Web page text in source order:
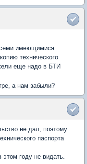
имеющимися
технического
еще надо в БТИ
а нам забыли?
не дал, поэтому
паспорта
году не видать.